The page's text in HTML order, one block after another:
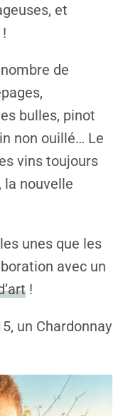
et
de
bulles, pinot
non ouillé… Le
vins toujours
, la nouvelle
unes que les
avec un
!
un Chardonnay